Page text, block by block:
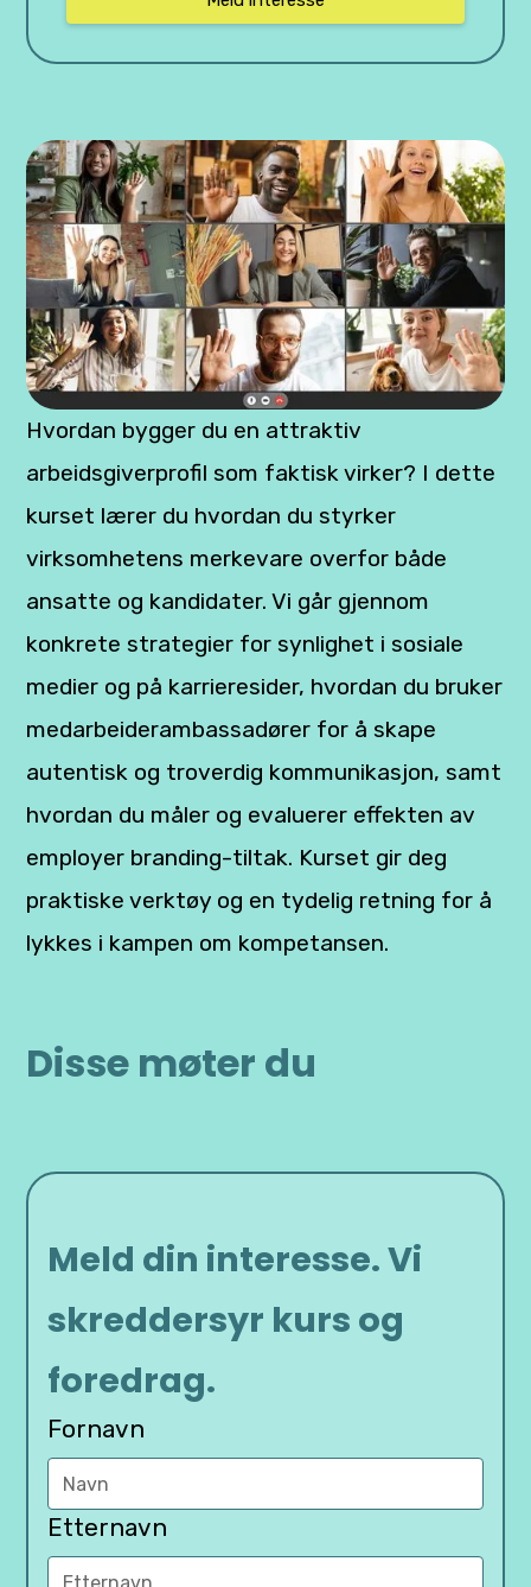
Hvordan bygger du en attraktiv
arbeidsgiverprofil som faktisk virker? I dette
kurset lærer du hvordan du styrker
virksomhetens merkevare overfor både
ansatte og kandidater. Vi går gjennom
konkrete strategier for synlighet i sosiale
medier og på karrieresider, hvordan du bruker
medarbeiderambassadører for å skape
autentisk og troverdig kommunikasjon, samt
hvordan du måler og evaluerer effekten av
employer branding-tiltak. Kurset gir deg
praktiske verktøy og en tydelig retning for å
lykkes i kampen om kompetansen.
Disse møter du
Meld din interesse. Vi
skreddersyr kurs og
foredrag.
Fornavn
Etternavn